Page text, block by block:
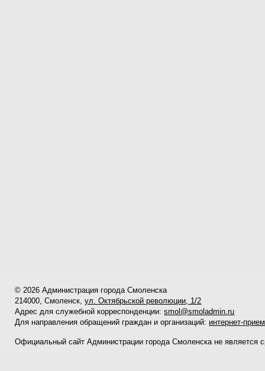
© 2026 Администрация города Смоленска
214000, Смоленск,ул. Октябрьской революции, 1/2
Адрес для служебной корреспонденции:smol@smoladmin.ru
Для направления обращений граждан и организаций: интернет-
Официальный сайт Администрации города Смоленска не является